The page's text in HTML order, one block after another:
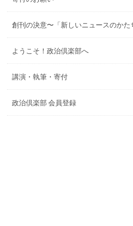
創刊の決意〜「新しいニュースのかた
ようこそ！政治倶楽部へ
講演・執筆・寄付
政治倶楽部 会員登録